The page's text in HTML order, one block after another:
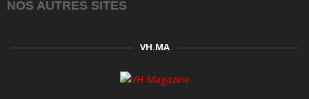
NOS AUTRES SITES
VH.MA